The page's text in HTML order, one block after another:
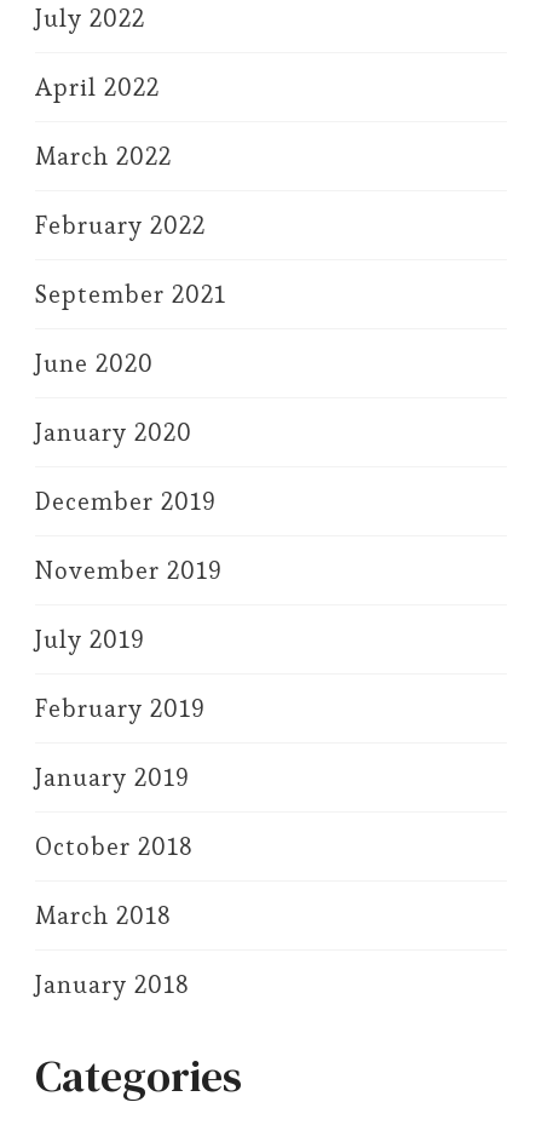
July 2022
April 2022
March 2022
February 2022
September 2021
June 2020
January 2020
December 2019
November 2019
July 2019
February 2019
January 2019
October 2018
March 2018
January 2018
Categories